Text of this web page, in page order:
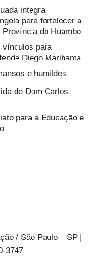
integra
para fortalecer a
do Huambo
vínculos para
Diego Marihama
e humildes
de Dom Carlos
para a Educação e
/ São Paulo – SP |
3747